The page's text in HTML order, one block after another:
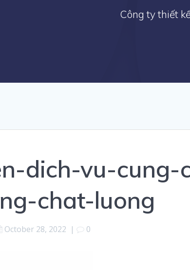
Công ty thiết
dich-vu-cung-
chat-luong
October 28, 2022 | 0